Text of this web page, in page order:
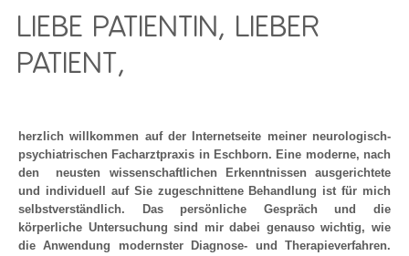
LIEBE PATIENTIN, LIEBER
PATIENT,
herzlich willkommen auf der Internetseite meiner neurologisch-
psychiatrischen Facharztpraxis in Eschborn. Eine moderne, nach
den neusten wissenschaftlichen Erkenntnissen ausgerichtete
und individuell auf Sie zugeschnittene Behandlung ist für mich
selbstverständlich. Das persönliche Gespräch und die
körperliche Untersuchung sind mir dabei genauso wichtig, wie
die Anwendung modernster Diagnose- und Therapieverfahren.